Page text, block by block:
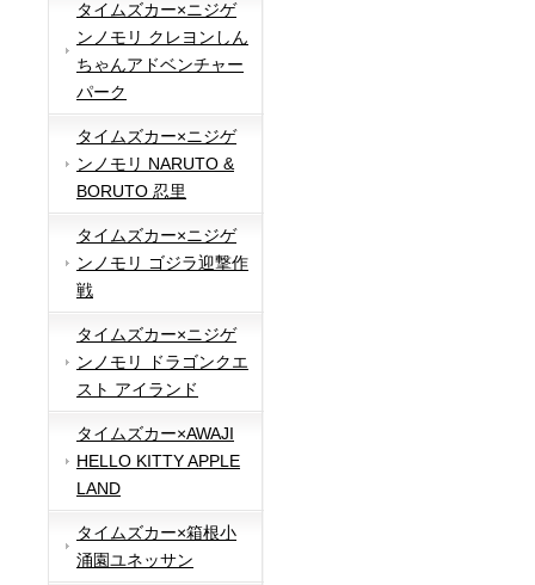
タイムズカー×ニジゲ
ンノモリ クレヨンしん
ちゃんアドベンチャー
パーク
タイムズカー×ニジゲ
ンノモリ NARUTO &
BORUTO 忍里
タイムズカー×ニジゲ
ンノモリ ゴジラ迎撃作
戦
タイムズカー×ニジゲ
ンノモリ ドラゴンクエ
スト アイランド
タイムズカー×AWAJI
HELLO KITTY APPLE
LAND
タイムズカー×箱根小
涌園ユネッサン